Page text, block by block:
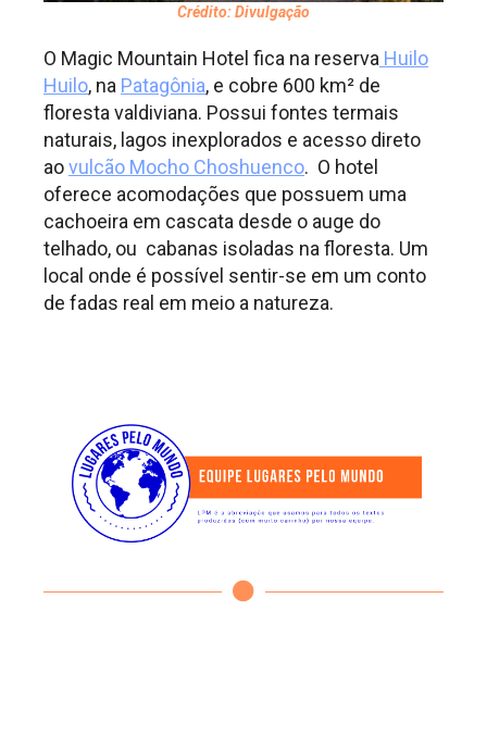
Crédito: Divulgação
O Magic Mountain Hotel fica na reserva Huilo
Huilo, na Patagônia, e cobre 600 km² de
floresta valdiviana. Possui fontes termais
naturais, lagos inexplorados e acesso direto
aovulcão Mocho Choshuenco. O hotel
oferece acomodações que possuem uma
cachoeira em cascata desde o auge do
telhado, ou cabanas isoladas na floresta. Um
local onde é possível sentir-se em um conto
de fadas real em meio a natureza.